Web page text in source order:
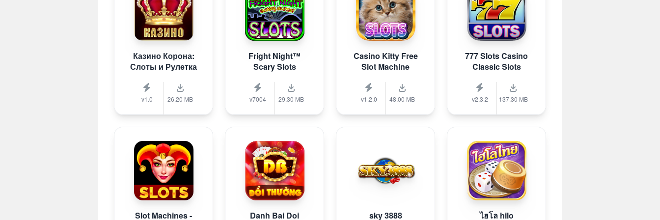
Казино Корона:
Слоты и Рулетка
v1.0 26.20 MB
Fright Night™
Scary Slots
v7004 29.30 MB
Casino Kitty Free
Slot Machine
v1.2.0 48.00 MB
777 Slots Casino
Classic Slots
v2.3.2 137.30 MB
Slot Machines - Danh Bai Doi sky 3888 ไฮโล hilo